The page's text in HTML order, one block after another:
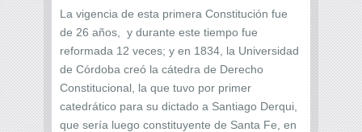
La vigencia de esta primera Constitución fue
de 26 años, y durante este tiempo fue
reformada 12 veces; y en 1834, la Universidad
de Córdoba creó la cátedra de Derecho
Constitucional, la que tuvo por primer
catedrático para su dictado a Santiago Derqui,
que sería luego constituyente de Santa Fe, en